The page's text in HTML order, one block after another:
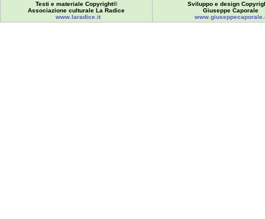
Testi e materiale Copyright©
Associazione culturale La Radice
www.laradice.it
Sviluppo e design
Giuseppe Caporale